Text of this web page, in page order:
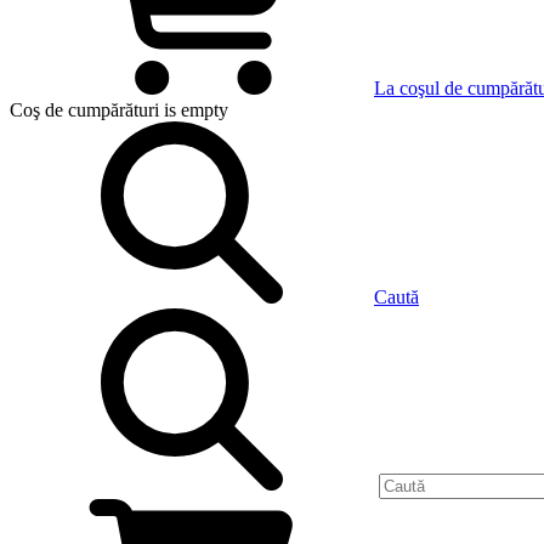
La coşul de
Coş de cumpărături is empty
Caută